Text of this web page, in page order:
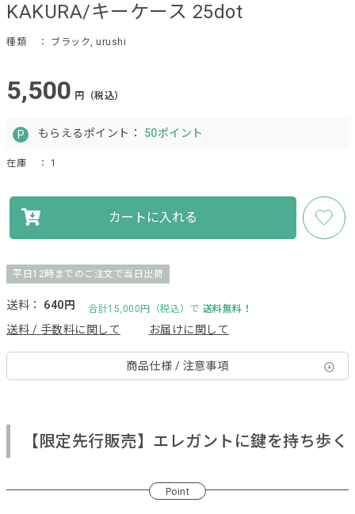
KAKURA/キーケース 25dot
種類 ： ブラック, urushi
5,500 円（税込）
もらえるポイント： 50ポイント
在庫 ： 1
カートに入れる
平日12時までのご注文で当日出荷
送料： 640円 合計15,000円（税込）で 送料無料！
送料 / 手数料に関して お届けに関して
商品仕様 / 注意事項
【限定先行販売】エレガントに鍵を持ち歩く
Point